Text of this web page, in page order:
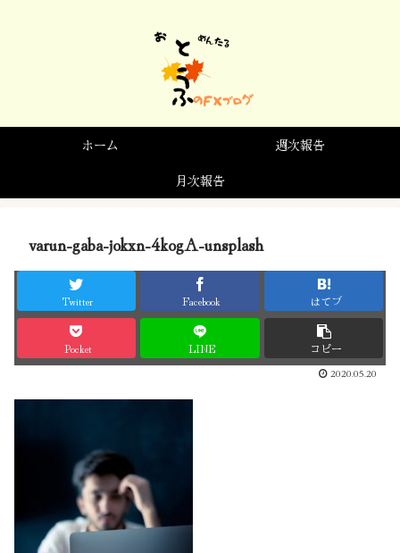
ホーム
週次報告
月次報告
varun-gaba-jokxn-4kogA-unsplash
Twitter Facebook はてブ
Pocket LINE コピー
2020.05.20